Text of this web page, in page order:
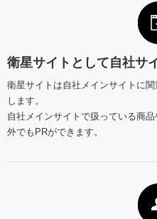
衛星サイトとして自社サ
衛星サイトは自社メインサイトに
します。
自社メインサイトで扱っている商
外でもPRができます。